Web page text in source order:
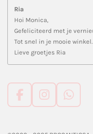
Ria
Hoi Monica,
Gefeliciteerd met je
Tot snel in je mooie winkel.
Lieve groetjes Ria
F
I
W